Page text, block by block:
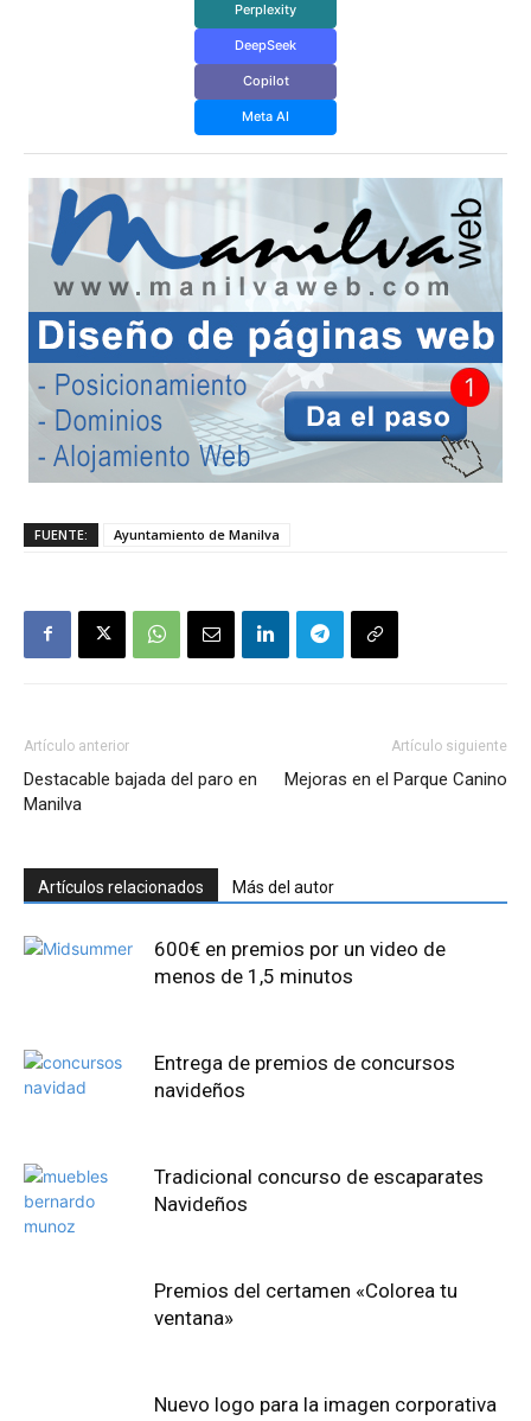
Perplexity
DeepSeek
Copilot
Meta AI
FUENTE: Ayuntamiento de Manilva
Artículo anterior
Destacable bajada del paro en
Manilva
Artículo siguiente
Mejoras en el Parque Canino
Artículos relacionados Más del autor
600€ en premios por un video de
menos de 1,5 minutos
Entrega de premios de concursos
navideños
Tradicional concurso de escaparates
Navideños
Premios del certamen «Colorea tu
ventana»
Nuevo logo para la imagen corporativa